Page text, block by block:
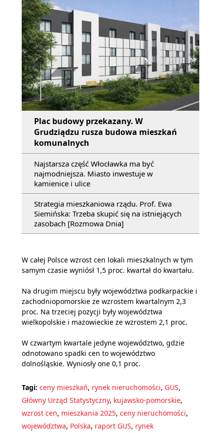
Plac budowy przekazany. W
Grudziądzu rusza budowa mieszkań
komunalnych
Najstarsza część Włocławka ma być
najmodniejsza. Miasto inwestuje w
kamienice i ulice
Strategia mieszkaniowa rządu. Prof. Ewa
Siemińska: Trzeba skupić się na istniejących
zasobach [Rozmowa Dnia]
W całej Polsce wzrost cen lokali mieszkalnych w tym
samym czasie wyniósł 1,5 proc. kwartał do kwartału.
Na drugim miejscu były województwa podkarpackie i
zachodniopomorskie ze wzrostem kwartalnym 2,3
proc. Na trzeciej pozycji były województwa
wielkopolskie i mazowieckie ze wzrostem 2,1 proc.
W czwartym kwartale jedyne województwo, gdzie
odnotowano spadki cen to województwo
dolnośląskie. Wyniosły one 0,1 proc.
Tagi: ceny mieszkań, rynek nieruchomości, GUS,
Główny Urząd Statystyczny, kujawsko-pomorskie,
wzrost cen, mieszkania 2025, ceny nieruchomości,
województwa, Polska, raport GUS, rynek